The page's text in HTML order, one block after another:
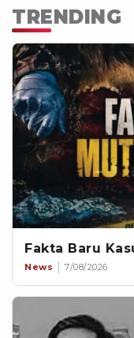
TRENDING
Fakta Baru
News 7/08/2026